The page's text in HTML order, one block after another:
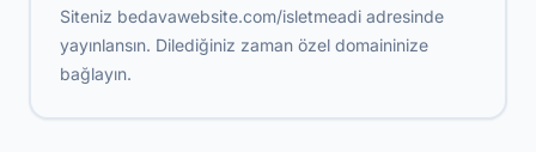
Siteniz bedavawebsite.com/isletmeadi adresinde
yayınlansın. Dilediğiniz zaman özel domaininize
bağlayın.